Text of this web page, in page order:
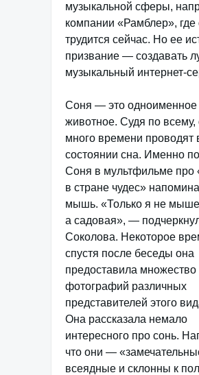
музыкальной сферы,
компании «Рамблер», где
трудится сейчас. Но ее
призвание — создавать
музыкальный интернет-
Соня — это одноименное
животное. Судя по всему,
много времени проводят
состоянии сна. Именно
Соня в мультфильме про
в стране чудес»
мышь. «Только я не
а садовая», —
Соколова. Некоторое
спустя после беседы она
предоставила множество
фотографий различных
представителей этого
Она рассказала немало
интересного про сонь.
что они —
всеядные и склонны к